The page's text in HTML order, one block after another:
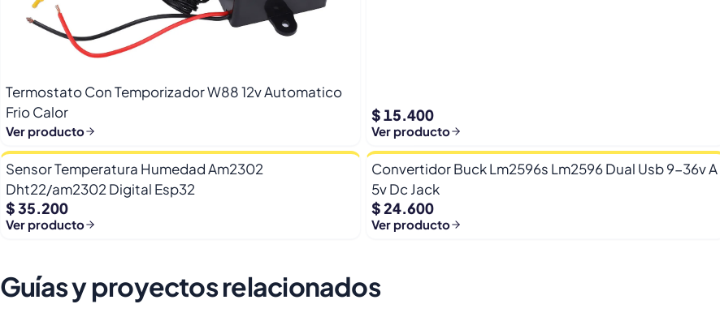
Termostato Con Temporizador W88 12v Automatico
Frio Calor
Ver producto
$ 15.400
Ver producto
Sensor Temperatura Humedad Am2302
Dht22/am2302 Digital Esp32
$ 35.200
Ver producto
Convertidor Buck Lm2596s Lm2596 Dual Usb 9-36v A
5v Dc Jack
$ 24.600
Ver producto
Guías y proyectos relacionados